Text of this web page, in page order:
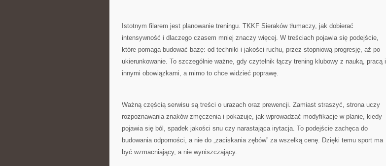
Istotnym filarem jest planowanie treningu. TKKF Sieraków tłumaczy, jak dobierać
intensywność i dlaczego czasem mniej znaczy więcej. W treściach pojawia się podejście,
które pomaga budować bazę: od techniki i jakości ruchu, przez stopniową progresję, aż po
ukierunkowanie. To szczególnie ważne, gdy czytelnik łączy trening klubowy z nauką, pracą i
innymi obowiązkami, a mimo to chce widzieć poprawę.
Ważną częścią serwisu są treści o urazach oraz prewencji. Zamiast straszyć, strona uczy
rozpoznawania znaków zmęczenia i pokazuje, jak wprowadzać modyfikacje w planie, kiedy
pojawia się ból, spadek jakości snu czy narastająca irytacja. To podejście zachęca do
budowania odporności, a nie do „zaciskania zębów” za wszelką cenę. Dzięki temu sport ma
być wzmacniający, a nie wyniszczający.